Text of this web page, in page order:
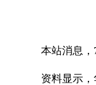
本站消息，
资料显示